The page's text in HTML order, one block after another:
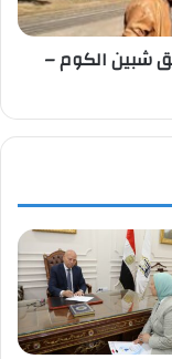
شبين الكوم –